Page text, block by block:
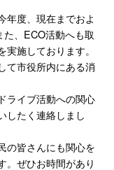
年度、現在までおよ
、ECO活動へも取
施しております。
て市役所内にある消
ライブ活動への関心
したく連絡しまし
の皆さんにも関心を
。ぜひお時間があり